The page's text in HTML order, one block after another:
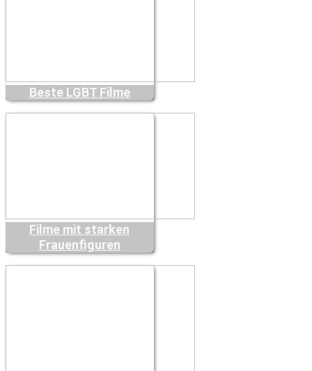
Beste LGBT Filme
Filme mit starken
Frauenfiguren